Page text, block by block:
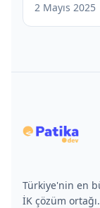
2 Mayıs 2025
Türkiye'nin en
İK çözüm